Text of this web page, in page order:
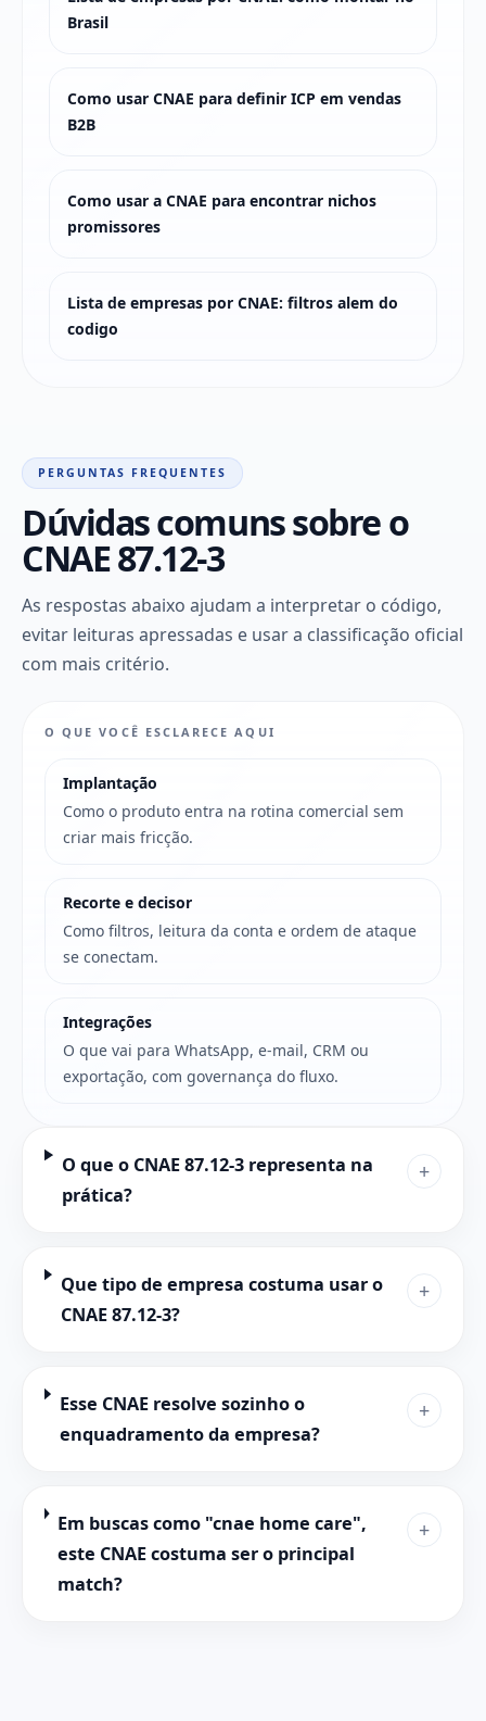
Brasil
Como usar CNAE para definir ICP em vendas
B2B
Como usar a CNAE para encontrar nichos
promissores
Lista de empresas por CNAE: filtros alem do
codigo
PERGUNTAS FREQUENTES
Dúvidas comuns sobre o
CNAE 87.12-3
As respostas abaixo ajudam a interpretar o código,
evitar leituras apressadas e usar a classificação oficial
com mais critério.
O QUE VOCÊ ESCLARECE AQUI
Implantação
Como o produto entra na rotina comercial sem
criar mais fricção.
Recorte e decisor
Como filtros, leitura da conta e ordem de ataque
se conectam.
Integrações
O que vai para WhatsApp, e-mail, CRM ou
exportação, com governança do fluxo.
O que o CNAE 87.12-3 representa na
prática?
+
Que tipo de empresa costuma usar o
CNAE 87.12-3?
+
Esse CNAE resolve sozinho o
enquadramento da empresa?
+
Em buscas como "cnae home care",
este CNAE costuma ser o principal
match?
+